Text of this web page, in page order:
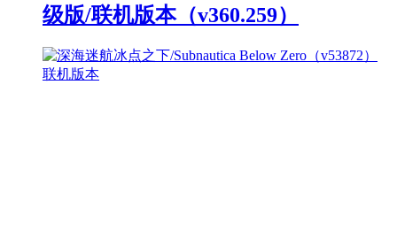
级版/联机版本（v360.259）